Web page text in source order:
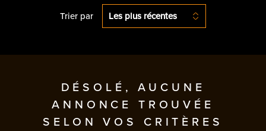
Trier par Les plus récentes
DÉSOLÉ, AUCUNE
ANNONCE TROUVÉE
SELON VOS CRITÈRES